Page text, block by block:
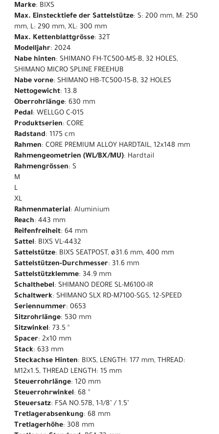
Marke: BIXS
Max. Einstecktiefe der Sattelstütze: S: 200 mm, M: 250
mm, L: 290 mm, XL: 300 mm
Max. Kettenblattgrösse: 32T
Modelljahr: 2024
Nabe hinten: SHIMANO FH-TC500-MS-B, 32 HOLES,
SHIMANO MICRO SPLINE FREEHUB
Nabe vorne: SHIMANO HB-TC500-15-B, 32 HOLES
Nettogewicht: 13.8
Oberrohrlänge: 630 mm
Pedal: WELLGO C-015
Produktserien: CORE
Radstand: 1175 cm
Rahmen: CORE PREMIUM ALLOY HARDTAIL, 12x148 mm
Rahmengeometrien (WL/BX/MU): Hardtail
Rahmengrössen: S
M
L
XL
Rahmenmaterial: Aluminium
Reach: 443 mm
Reifenfreiheit: 64 mm
Sattel: BIXS VL-4432
Sattelstütze: BIXS SEATPOST, ø31.6 mm, 400 mm
Sattelstützen-Durchmesser: 31.6 mm
Sattelstützklemme: 34.9 mm
Schalthebel: SHIMANO DEORE SL-M6100-IR
Schaltwerk: SHIMANO SLX RD-M7100-SGS, 12-SPEED
Seriennummer: 0653
Sitzrohrlänge: 530 mm
Sitzwinkel: 73.5 °
Spacer: 2x10 mm
Stack: 633 mm
Steckachse Hinten: BIXS, LENGTH: 177 mm, THREAD:
M12x1.5, THREAD LENGTH: 15 mm
Steuerrohrlänge: 120 mm
Steuerrohrwinkel: 68 °
Steuersatz: FSA NO.57B, 1-1/8" / 1.5"
Tretlagerabsenkung: 68 mm
Tretlagerhöhe: 308 mm